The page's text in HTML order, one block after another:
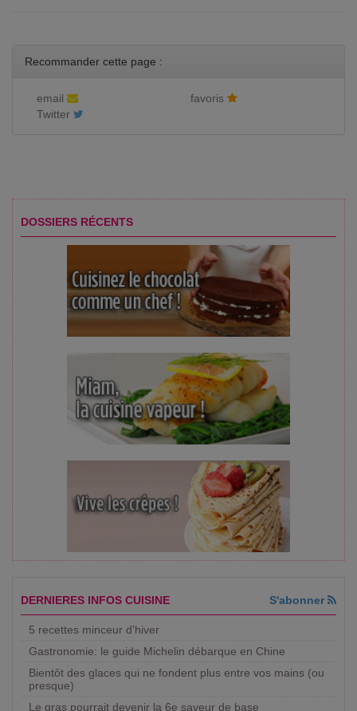
Recommander cette page :
email
favoris
Twitter
DOSSIERS RÉCENTS
DERNIERES INFOS CUISINE S'abonner
5 recettes minceur d'hiver
Gastronomie: le guide Michelin débarque en Chine
Bientôt des glaces qui ne fondent plus entre vos mains (ou
presque)
Le gras pourrait devenir la 6e saveur de base